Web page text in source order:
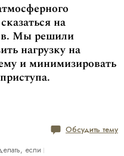
на
Мы решили
нагрузку на
и минимизировать
Обсудить тему
если